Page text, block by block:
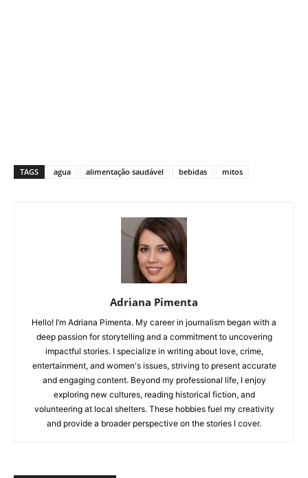
TAGS agua alimentação saudável bebidas mitos
Adriana Pimenta
Hello! I’m Adriana Pimenta. My career in journalism began with a
deep passion for storytelling and a commitment to uncovering
impactful stories. I specialize in writing about love, crime,
entertainment, and women's issues, striving to present accurate
and engaging content. Beyond my professional life, I enjoy
exploring new cultures, reading historical fiction, and
volunteering at local shelters. These hobbies fuel my creativity
and provide a broader perspective on the stories I cover.